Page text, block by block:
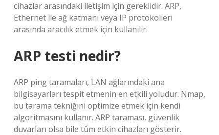
cihazlar arasındaki iletişim için gereklidir. ARP,
Ethernet ile ağ katmanı veya IP protokolleri
arasında aracılık etmek için kullanılır.
ARP testi nedir?
ARP ping taramaları, LAN ağlarındaki ana
bilgisayarları tespit etmenin en etkili yoludur. Nmap,
bu tarama tekniğini optimize etmek için kendi
algoritmasını kullanır. ARP taraması, güvenlik
duvarları olsa bile tüm etkin cihazları gösterir.